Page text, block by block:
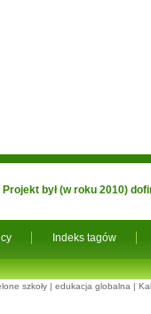
Indeks tagów
Projekt był (w roku 2010)
szkoły | edukacja globalna |